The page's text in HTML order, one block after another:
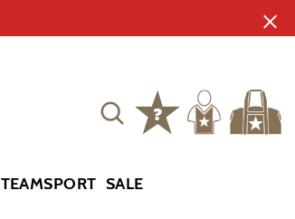
TEAMSPORT SALE